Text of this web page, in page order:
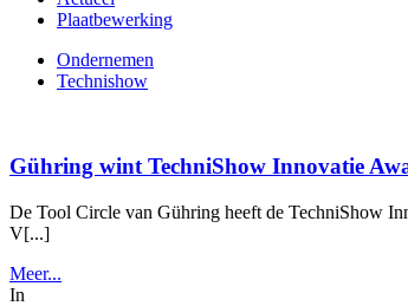
Plaatbewerking
Ondernemen
Technishow
Gühring wint TechniShow Innovatie
De Tool Circle van Gühring heeft de TechniShow
V[...]
Meer...
In